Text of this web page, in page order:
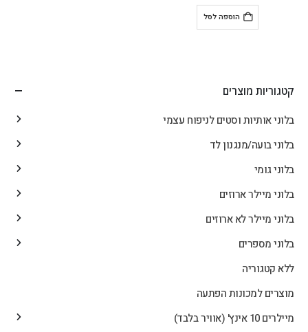
הוספה לסל
קטגוריות מוצרים
בלוני אותיות וסטים לניפוח עצמי
בלוני בועה/מנגנון לד
בלוני גומי
בלוני מיילר ארוזים
בלוני מיילר לא ארוזים
בלוני מספרים
ללא קטגוריה
מוצרים למכונות הפתעה
מיילרים 10 אינץ' (אוויר בלבד)